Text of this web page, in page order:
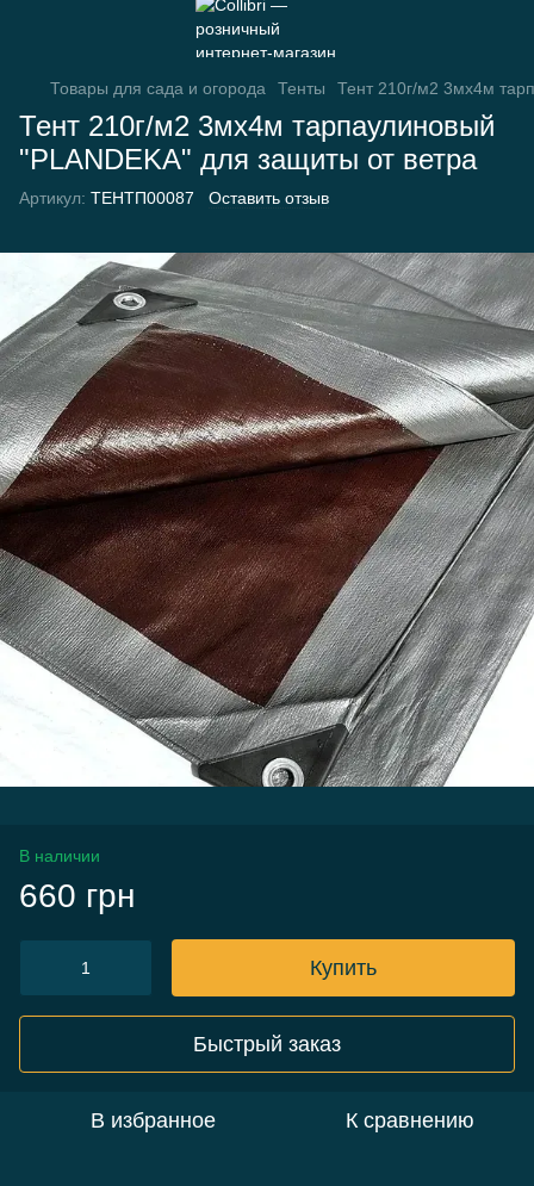
Товары для сада и огорода Тенты Тент 210г/м2 3мх4м
Тент 210г/м2 3мх4м тарпаулиновый
"PLANDEKA" для защиты от ветра
Артикул: ТЕНТП00087 Оставить отзыв
В наличии
660 грн
Купить
Быстрый заказ
В избранное К сравнению